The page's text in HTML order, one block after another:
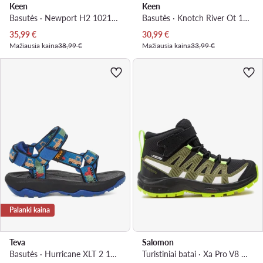
Keen
Basutės · Newport H2 1021495 · Mėlyna
Dabartinė kaina
35,99€
Mažiausia kaina38,99 €
Keen
Basutės · Knotch River Ot 1025644 · Juoda
Dabartinė kaina
30,99€
Mažiausia kaina33,99 €
Palanki kaina
Teva
Basutės · Hurricane XLT 2 1019390T · Mėlyna
Salomon
Turistiniai batai · Xa Pro V8 Mid Climasalomon™ Waterproof L47289600 · Juoda